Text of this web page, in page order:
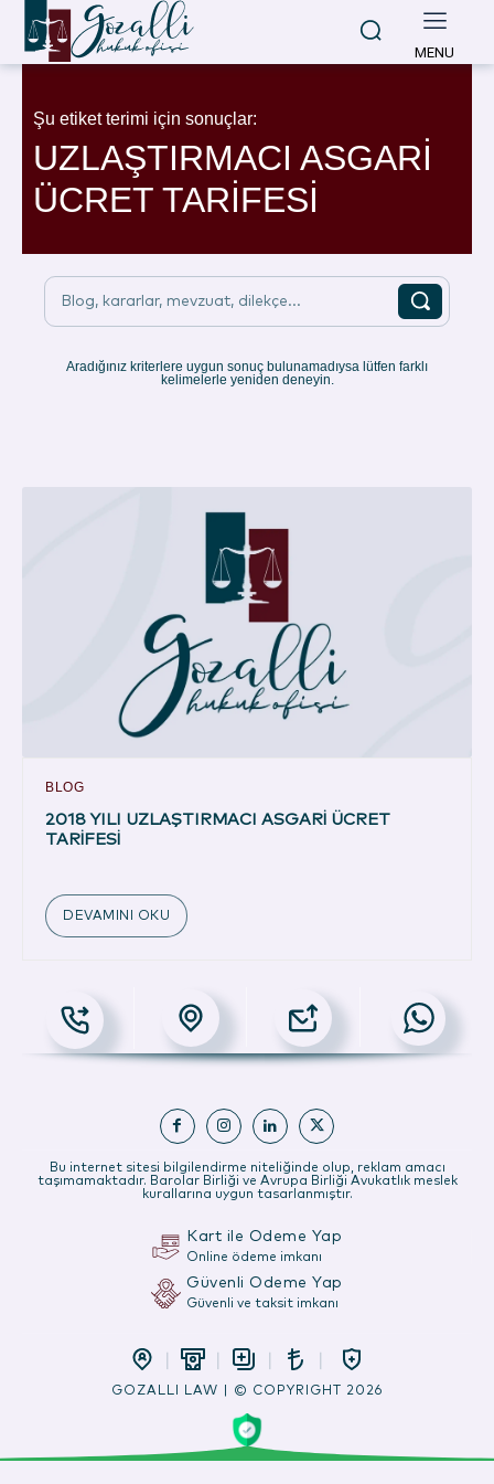
MENU
Şu etiket terimi için sonuçlar:
UZLAŞTIRMACI ASGARİ
ÜCRET TARİFESİ
Blog, kararlar, mevzuat, dilekçe...
Aradığınız kriterlere uygun sonuç bulunamadıysa lütfen farklı
kelimelerle yeniden deneyin.
BLOG
2018 YILI UZLAŞTIRMACI ASGARİ ÜCRET
TARİFESİ
DEVAMINI OKU
Bu internet sitesi bilgilendirme niteliğinde olup, reklam amacı
taşımamaktadır. Barolar Birliği ve Avrupa Birliği Avukatlık meslek
kurallarına uygun tasarlanmıştır.
Kart ile Ödeme Yap
Online ödeme imkanı
Güvenli Ödeme Yap
Güvenli ve taksit imkanı
GOZALLI LAW | © COPYRIGHT 2026